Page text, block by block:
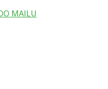
MAILU